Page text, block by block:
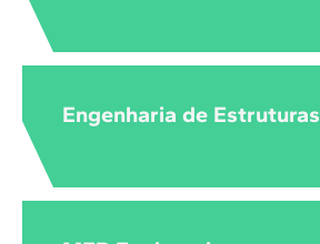
Engenharia de Estruturas